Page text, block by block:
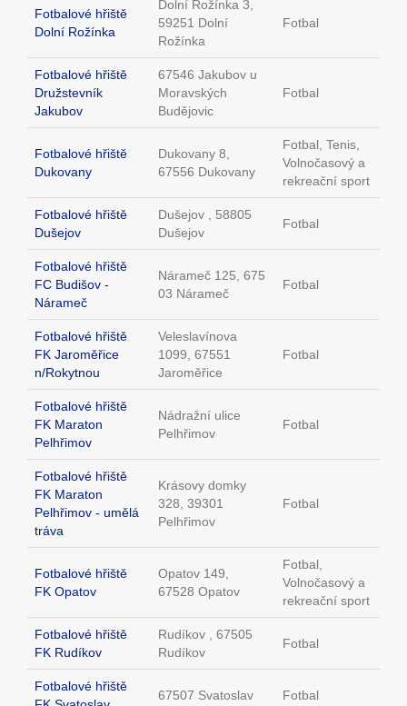
Fotbalové hřiště
Dolní Rožínka
Dolní Rožínka 3,
59251 Dolní
Rožínka
Fotbal
Fotbalové hřiště
Družstevník
Jakubov
67546 Jakubov u
Moravských
Budějovic
Fotbal
Fotbalové hřiště
Dukovany
Dukovany 8,
67556 Dukovany
Fotbal, Tenis,
Volnočasový a
rekreační sport
Fotbalové hřiště
Dušejov
Dušejov , 58805
Dušejov
Fotbal
Fotbalové hřiště
FC Budišov -
Nárameč
Nárameč 125, 675
03 Nárameč
Fotbal
Fotbalové hřiště
FK Jaroměřice
n/Rokytnou
Veleslavínova
1099, 67551
Jaroměřice
Fotbal
Fotbalové hřiště
FK Maraton
Pelhřimov
Nádražní ulice
Pelhřimov
Fotbal
Fotbalové hřiště
FK Maraton
Pelhřimov - umělá
tráva
Krásovy domky
328, 39301
Pelhřimov
Fotbal
Fotbalové hřiště
FK Opatov
Opatov 149,
67528 Opatov
Fotbal,
Volnočasový a
rekreační sport
Fotbalové hřiště
FK Rudíkov
Rudíkov , 67505
Rudíkov
Fotbal
Fotbalové hřiště
67507 Svatoslav Fotbal